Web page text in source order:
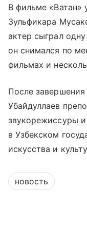
В фильме «Ватан»
Зульфикара
актер сыграл
он снимался по
фильмах и
После
Убайдуллаев
звукорежиссуры
в Узбекском
искусства и
новость